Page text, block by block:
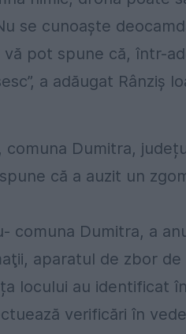
se cunoaște
pot spune că, într-
a adăugat Rânziș
Dumitra,
că a auzit un
comuna Dumitra, a
aparatul de zbor
locului au identificat
verificări în